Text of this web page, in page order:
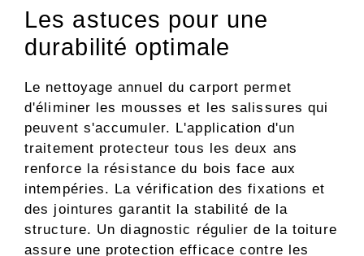
Les astuces pour une
durabilité optimale
Le nettoyage annuel du carport permet
d'éliminer les mousses et les salissures qui
peuvent s'accumuler. L'application d'un
traitement protecteur tous les deux ans
renforce la résistance du bois face aux
intempéries. La vérification des fixations et
des jointures garantit la stabilité de la
structure. Un diagnostic régulier de la toiture
assure une protection efficace contre les